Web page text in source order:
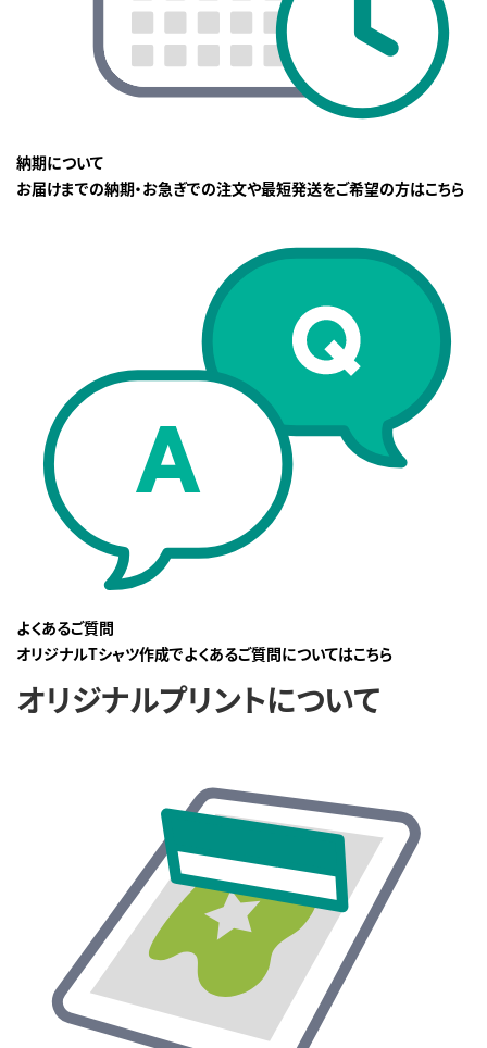
納期について
お届けまでの納期・お急ぎでの注文や最短発送をご希望の方はこちら
よくあるご質問
オリジナルTシャツ作成でよくあるご質問についてはこちら
オリジナルプリントについて